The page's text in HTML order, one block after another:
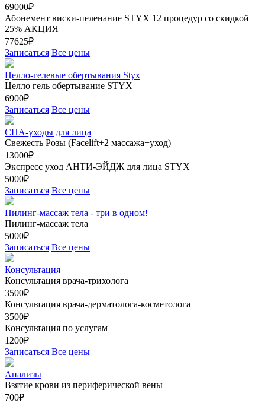
69000₽
Абонемент виски-пеленание STYX 12 процедур со скидкой
25% АКЦИЯ
77625₽
Записаться Все цены
Целло-гелевые обертывания Styx
Целло гель обертывание STYX
6900₽
Записаться Все цены
СПА-уходы для лица
Свежесть Розы (Facelift+2 массажа+уход)
13000₽
Экспресс уход АНТИ-ЭЙДЖ для лица STYX
5000₽
Записаться Все цены
Пилинг-массаж тела - три в одном!
Пилинг-массаж тела
5000₽
Записаться Все цены
Консультация
Консультация врача-трихолога
3500₽
Консультация врача-дерматолога-косметолога
3500₽
Консультация по услугам
1200₽
Записаться Все цены
Анализы
Взятие крови из периферической вены
700₽